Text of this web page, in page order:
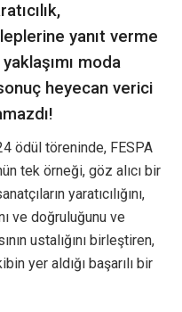
yanıt verme
moda
heyecan verici
ödül töreninde, FESPA
tek örneği, göz alıcı bir
yaratıcılığını,
ve doğruluğunu ve
ustalığını birleştiren,
yer aldığı başarılı bir